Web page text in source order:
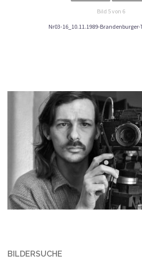
Bild 5 von 6
Nr03-16_10.11.1989-Brandenburger-
BILDERSUCHE